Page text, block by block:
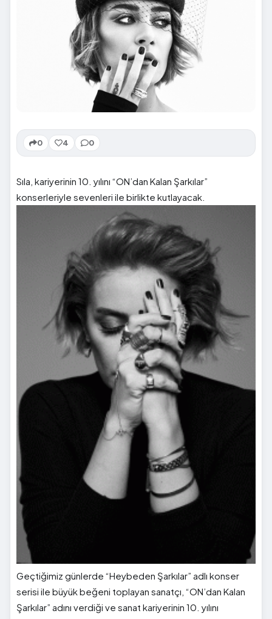
0 4 0
Sıla, kariyerinin 10. yılını “ON’dan Kalan Şarkılar”
konserleriyle sevenleri ile birlikte kutlayacak.
Geçtiğimiz günlerde “Heybeden Şarkılar” adlı konser
serisi ile büyük beğeni toplayan sanatçı, “ON’dan Kalan
Şarkılar” adını verdiği ve sanat kariyerinin 10. yılını